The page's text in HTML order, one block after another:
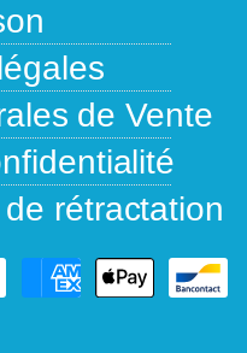
de Vente
rétractation